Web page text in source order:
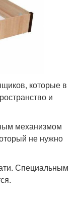
которые в
и
механизмом
не нужно
Специальным